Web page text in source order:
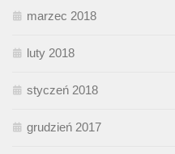
marzec 2018
luty 2018
styczeń 2018
grudzień 2017